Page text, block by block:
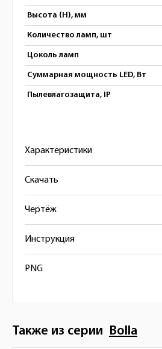
Высота (H), мм
Количество ламп, шт
Цоколь ламп
Суммарная мощность LED, Вт
Пылевлагозащита, IP
Характеристики
Скачать
Чертёж
Инструкция
PNG
Также из серии Bolla